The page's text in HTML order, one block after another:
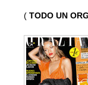
( TODO UN